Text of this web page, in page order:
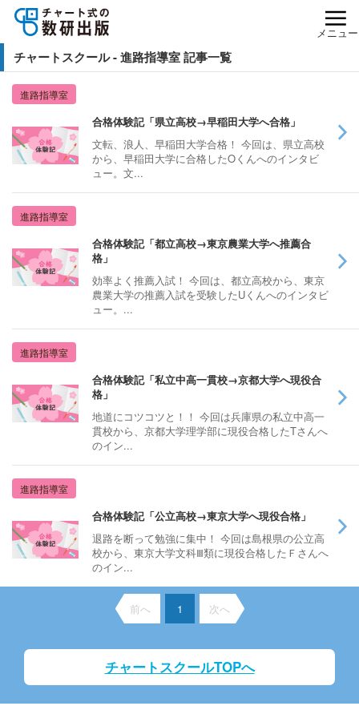
メニュー
チャートスクール - 進路指導室 記事一覧
進路指導室
合格体験記「県立高校→早稲田大学へ合格」
文転、浪人、早稲田大学合格！ 今回は、県立高校
から、早稲田大学に合格したOくんへのインタビ
ュー。文...
進路指導室
合格体験記「都立高校→東京農業大学へ推薦合
格」
効率よく推薦入試！ 今回は、都立高校から、東京
農業大学の推薦入試を受験したUくんへのインタビ
ュー。...
進路指導室
合格体験記「私立中高一貫校→京都大学へ現役合
格」
地道にコツコツと！！ 今回は兵庫県の私立中高一
貫校から、京都大学理学部に現役合格したTさんへ
のイン...
進路指導室
合格体験記「公立高校→東京大学へ現役合格」
退路を断って勉強に集中！ 今回は島根県の公立高
校から、東京大学文科Ⅲ類に現役合格したＦさんへ
のイン...
前へ 1 次へ
チャートスクールTOPへ